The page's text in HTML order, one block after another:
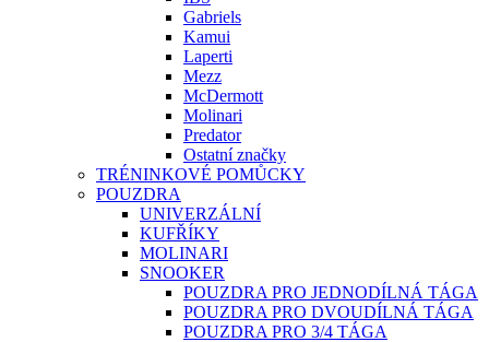
Gabriels
Kamui
Laperti
Mezz
McDermott
Molinari
Predator
Ostatní značky
TRÉNINKOVÉ POMŮCKY
POUZDRA
UNIVERZÁLNÍ
KUFŘÍKY
MOLINARI
SNOOKER
POUZDRA PRO JEDNODÍLNÁ TÁGA
POUZDRA PRO DVOUDÍLNÁ TÁGA
POUZDRA PRO 3/4 TÁGA